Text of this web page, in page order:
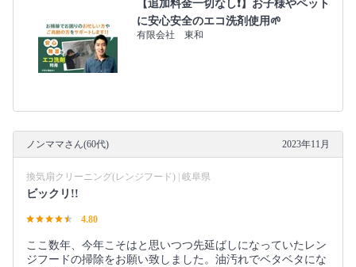
【追加料金一切なし❗️】お子様やペット
に安心安全のエコ洗剤使用🌱
有限会社 東和
ノンママさん(60代) 2023年11月
換気扇クリーニング(レンジフード) | 岐阜県
ビックリ!!
4.80
ここ数年、今年こそはと思いつつ先延ばしになっていたレン
ジフードの掃除をお願い致しました。油汚れでベタベタにな